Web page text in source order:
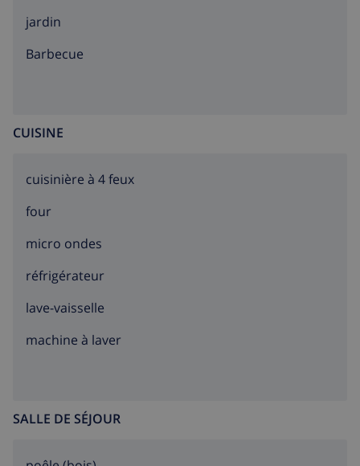
jardin
barbecue
CUISINE
cuisinière à 4 feux
four
micro ondes
réfrigérateur
lave-vaisselle
machine à laver
SALLE DE SÉJOUR